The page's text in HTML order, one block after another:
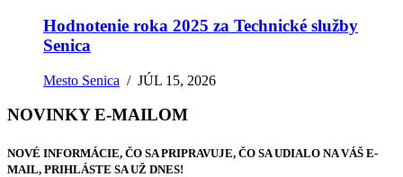
Hodnotenie roka 2025 za Technické služby
Senica
Mesto Senica /JÚL 15, 2026
NOVINKY E-MAILOM
NOVÉ INFORMÁCIE, ČO SA PRIPRAVUJE, ČO SA UDIALO NA VÁŠ E-
MAIL, PRIHLÁSTE SA UŽ DNES!